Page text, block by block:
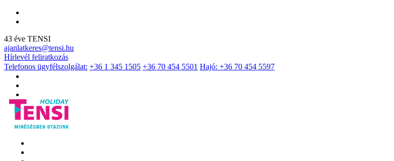
43 éve TENSI
ajanlatkeres@tensi.hu
Hírlevél feliratkozás
Telefonos ügyfélszolgálat: +36 1 345 1505 +36 70 454 5501 Hajó: +36 70 454 5597